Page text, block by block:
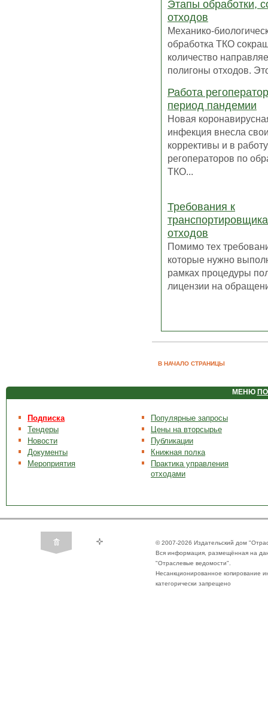
Этапы обработки,
отходов
Механико-
обработка ТКО
количество
полигоны отходов.
Работа
период пандемии
Новая
инфекция внесла
коррективы и в работу
регоператоров по
ТКО...
Требования к
отходов
Помимо тех
которые нужно
рамках процедуры
лицензии на
В НАЧАЛО СТРАНИЦЫ
МЕНЮ
Подписка
Тендеры
Новости
Документы
Мероприятия
Популярные запросы
Цены на вторсырье
Публикации
Книжная полка
Практика управления
отходами
© 2007-2026 Издательский дом
Вся информация, размещённая на
"Отраслевые ведомости".
Несанкционированное копирование
категорически запрещено